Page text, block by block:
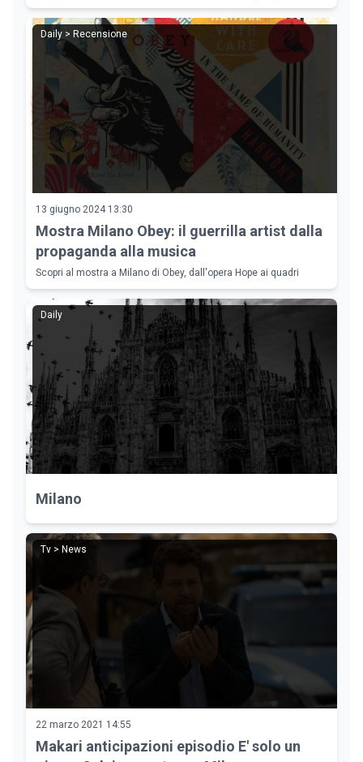
Daily > Recensione
13 giugno 2024 13:30
Mostra Milano Obey: il guerrilla artist dalla
propaganda alla musica
Scopri al mostra a Milano di Obey, dall'opera Hope ai quadri
Daily
Milano
Tv > News
22 marzo 2021 14:55
Makari anticipazioni episodio E' solo un